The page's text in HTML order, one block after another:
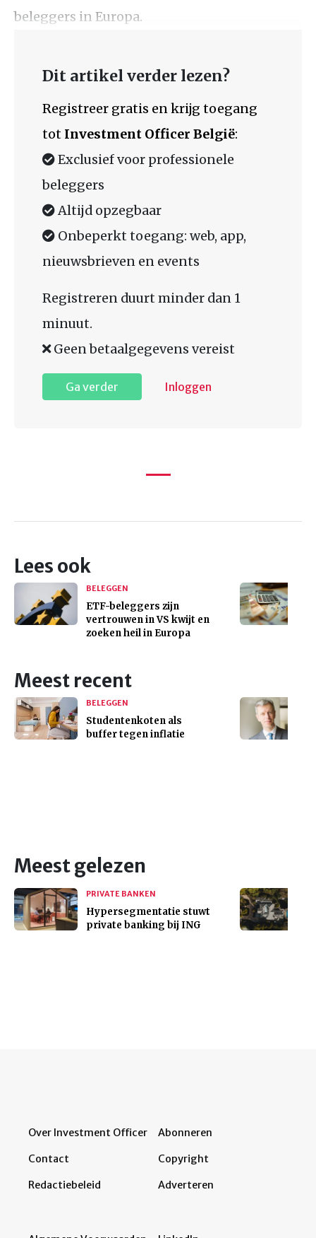
beleggers in Europa.
Dit artikel verder lezen?
Registreer gratis en krijg toegang
tot Investment Officer België:
Exclusief voor professionele
beleggers
Altijd opzegbaar
Onbeperkt toegang: web, app,
nieuwsbrieven en events
Registreren duurt minder dan 1
minuut.
Geen betaalgegevens vereist
Ga verder Inloggen
Lees ook
BELEGGEN
ETF-beleggers zijn
vertrouwen in VS kwijt en
zoeken heil in Europa
Meest recent
BELEGGEN
Studentenkoten als
buffer tegen inflatie
Meest gelezen
PRIVATE BANKEN
Hypersegmentatie stuwt
private banking bij ING
Over Investment Officer
Contact
Redactiebeleid
Abonneren
Copyright
Adverteren